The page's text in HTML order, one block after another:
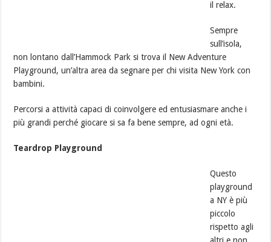
il relax.
Sempre
sull’isola,
non lontano dall’Hammock Park si trova il New Adventure
Playground, un’altra area da segnare per chi visita New York con
bambini.
Percorsi a attività capaci di coinvolgere ed entusiasmare anche i
più grandi perché giocare si sa fa bene sempre, ad ogni età.
Teardrop Playground
Questo
playground
a NY è più
piccolo
rispetto agli